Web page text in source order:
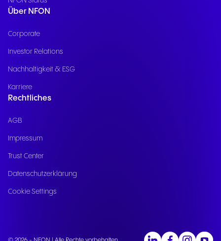
Über NFON
Corporate
Investor Relations
Nachhaltigkeit & ESG
Karriere
Rechtliches
AGB
Impressum
Trust Center
Datenschutzerklärung
Cookie Settings